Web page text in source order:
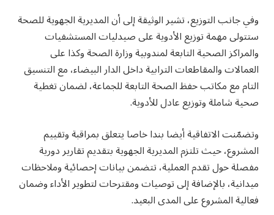
وفي جانب التوزيع، تشير الوثيقة إلى أن المديرية الجهوية للصحة
ستتولى مهمة توزيع الأدوية على صيدليات المستشفيات
والمراكز الصحية التابعة لمندوبية وزارة الصحة وكذا على
العمالات والمقاطعات الترابية داخل الدار البيضاء، مع التنسيق
التام مع مكاتب حفظ الصحة التابعة للجماعة، لضمان تغطية
صحية شاملة وتوزيع عادل للأدوية.
وتضمّنت الاتفاقية أيضا بندا خاصا يتعلق بمراقبة وتقييم
المشروع، حيث تلتزم المديرية الجهوية بتقديم تقارير دورية
مفصلة حول تقدم العملية، تتضمن بيانات إحصائية وملاحظات
ميدانية، بالإضافة إلى توصيات ومقترحات لتطوير الأداء وضمان
فعالية المشروع على المدى البعيد.